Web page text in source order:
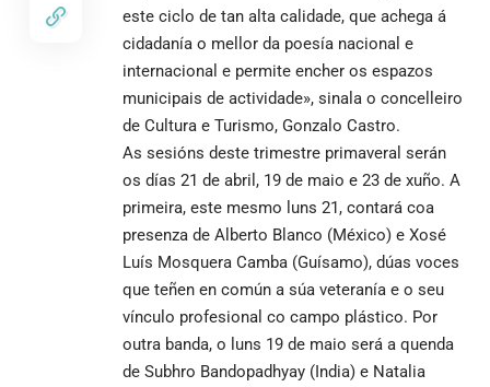
este ciclo de tan alta calidade, que achega á
cidadanía o mellor da poesía nacional e
internacional e permite encher os espazos
municipais de actividade», sinala o concelleiro
de Cultura e Turismo, Gonzalo Castro.
As sesións deste trimestre primaveral serán
os días 21 de abril, 19 de maio e 23 de xuño. A
primeira, este mesmo luns 21, contará coa
presenza de Alberto Blanco (México) e Xosé
Luís Mosquera Camba (Guísamo), dúas voces
que teñen en común a súa veteranía e o seu
vínculo profesional co campo plástico. Por
outra banda, o luns 19 de maio será a quenda
de Subhro Bandopadhyay (India) e Natalia